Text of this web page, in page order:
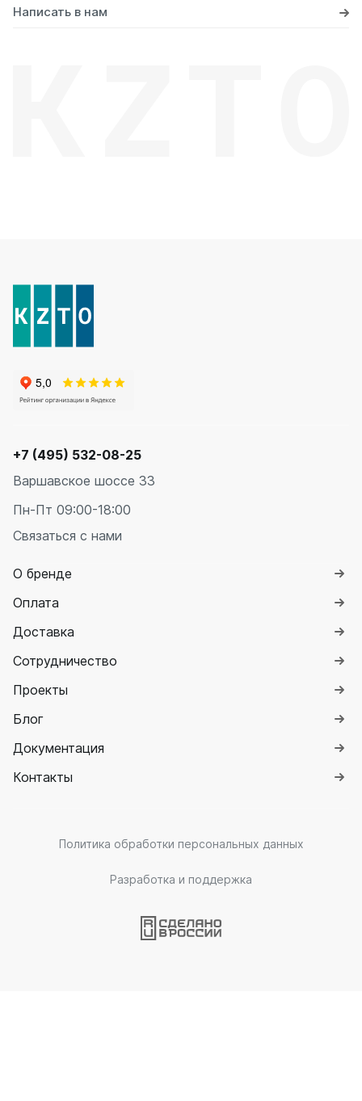
Написать в нам
+7 (495) 532-08-25
Варшавское шоссе 33
Пн-Пт 09:00-18:00
Связаться с нами
О бренде
Оплата
Доставка
Сотрудничество
Проекты
Блог
Документация
Контакты
Политика обработки персональных данных
Разработка и поддержка